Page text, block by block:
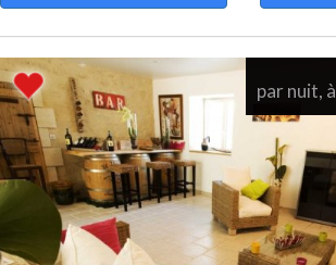
par nuit,